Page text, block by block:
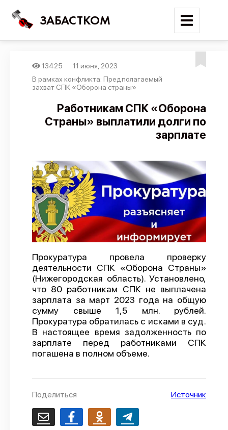
ЗАБАСТКОМ
Войти
Поиск
Новости
Отчеты
Предложить публикацию
Справочник
API
О проекте
Политика конфиденциальности
13425
11 июня, 2023
В рамках конфликта: Предполагаемый
захват СПК «Оборона страны»
Работникам СПК «Оборона
Страны» выплатили долги по
зарплате
Прокуратура провела проверку
деятельности СПК «Оборона Страны»
(Нижегородская область). Установлено,
что 80 работникам СПК не выплачена
зарплата за март 2023 года на общую
сумму свыше 1,5 млн. рублей.
Прокуратура обратилась с исками в суд.
В настоящее время задолженность по
зарплате перед работниками СПК
погашена в полном объеме.
Поделиться Источник